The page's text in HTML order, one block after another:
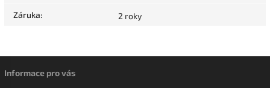
Záruka: 2 roky
Informace pro vás